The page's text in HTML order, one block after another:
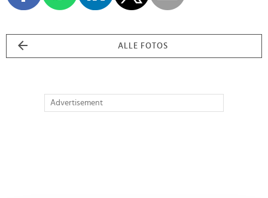
ALLE FOTOS
Advertisement